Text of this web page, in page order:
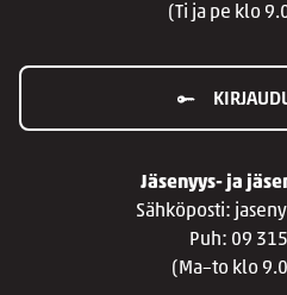
(Ti ja pe klo
Jäsenyys- ja
Sähköposti:
Puh: 09
(Ma–to klo